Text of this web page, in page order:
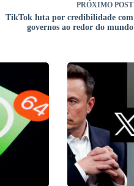
PRÓXIMO POST
TikTok luta por credibilidade com
governos ao redor do mundo